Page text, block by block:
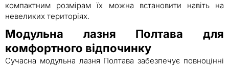
компактним розмірам їх можна встановити навіть на
невеликих територіях.
Модульна лазня Полтава для
комфортного відпочинку
Сучасна модульна лазня Полтава забезпечує повноцінні